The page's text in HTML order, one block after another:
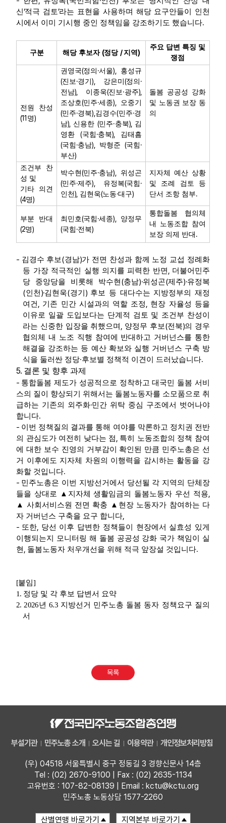
신‘적극 검토’라는 표현을 사용하며 해당 요구안들이 인천
시에서 이미 기시행 중인 정책임을 강조하기도 했습니다.
구분 해당 후보자 (정당/ 지역)
주요 답변 특징 및
쟁점
전원 찬성
(11 명)
권영국(정의 ·서울), 홍성규
(진보·경기), 강은미 (정의 ·
전남), 이종욱(진보·광주),
조상호(민주·세종), 오중기
(민주·경북),김경수(민주·경
남), 신용한 (민주·충북), 김
영환(국힘 ·충북), 김태흠
(국힘 ·충남), 박형준 (국힘 ·
부산)
돌봄 공공성 강화
및 노동권 보장 동
의
조건부 찬
성 및
기타 의견
(4명)
박수현(민주·충남), 위성곤
(민주·제주), 유정복(국힘 ·
인천), 김현욱(노동·대구)
지자체 예산 상황
및 조례 검토 등
단서 조항 첨부.
부분 반대
(2명)
최민호(국힘 ·세종), 양정무
(국힘 ·전북)
통합돌봄 협의체
내 노동조합 참여
보장 의제 반대 .
- 김경수 후보(경남)가 전면 찬성과 함께 노정 교섭 정례화
등 가장 적극적인 실행 의지를 피력한 반면, 더불어민주
당 중앙당을 비롯해 박수현(충남)·위성곤(제주)·유정복
(인천)·김현욱(경기 ) 후보 등 대다수는 지방정부의 재정
여건, 기존 민간 시설과의 역할 조정, 현장 자율성 등을
이유로 일괄 도입보다는 단계적 검토 및 조건부 찬성이
라는 신중한 입장을 취했으며 , 양정무 후보(전북)의 경우
협의체 내 노조 직행 참여에 반대하고 거버넌스를 통한
해결을 강조하는 등 예산 확보와 실행 거버넌스 구축 방
식을 둘러싼 정당·후보별 정책적 이견이 드러났습니다.
5. 결론 및 향후 과제
- 통합돌봄 제도가 성공적으로 정착하고 대국민 돌봄 서비
스의 질이 향상되기 위해서는 돌봄노동자를 소모품으로 취
급하는 기존의 외주화·민간 위탁 중심 구조에서 벗어나야
합니다.
- 이번 정책질의 결과를 통해 여야를 막론하고 정치권 전반
의 관심도가 여전히 낮다는 점, 특히 노동조합의 정책 참여
에 대한 보수 진영의 거부감이 확인된 만큼 민주노총은 선
거 이후에도 지자체 차원의 이행력을 감시하는 활동을 강
화할 것입니다.
- 민주노총은 이번 지방선거에서 당선될 각 지역의 단체장
들을 상대로
▲ 지자체 생활임금의 돌봄노동자 우선 적용,
▲ 사회서비스원 전면 확충 ▲ 현장 노동자가 참여하는 다
자 거버넌스 구축을 요구 합니다,
- 또한, 당선 이후 답변한 정책들이 현장에서 실효성 있게
이행되는지 모니터링 해 돌봄 공공성 강화 국가 책임이 실
현, 돌봄노동자 처우개선을 위해 적극 앞장설 것입니다.
[붙임]
1. 정당 및 각 후보 답변서 요약
2. 2026년 6.3 지방선거 민주노총 돌봄 동자 정책요구 질의
서
목록
부설기관 민주노총 소개 오시는 길 이용약관 개인정보처리방침
(우) 04518 서울특별시 중구 정동길 3 경향신문사 14층
Tel : (02) 2670-9100 | Fax : (02) 2635-1134
고유번호 : 107-82-08139 | Email : kctu@kctu.org
민주노총 노동상담 1577-2260